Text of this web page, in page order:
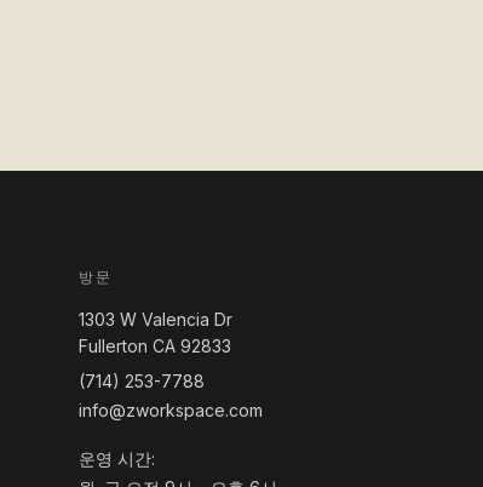
방문
1303 W Valencia Dr
Fullerton CA 92833
(714) 253-7788
info@zworkspace.com
운영 시간: